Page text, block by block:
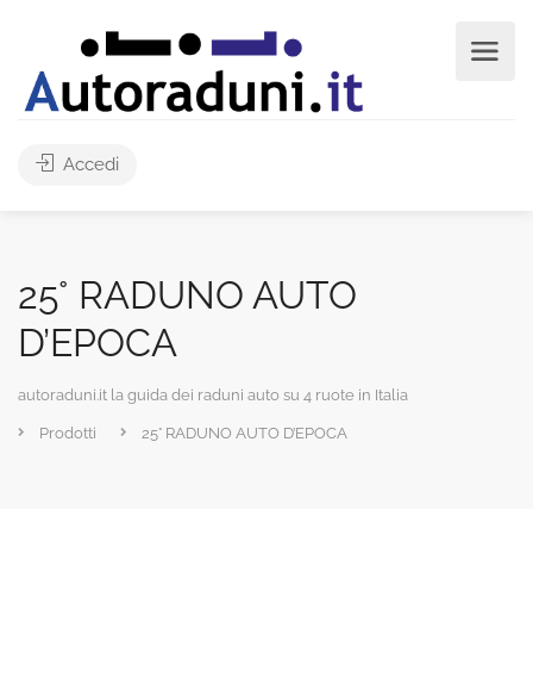
Accedi
25° RADUNO AUTO
D’EPOCA
autoraduni.it la guida dei raduni auto su 4 ruote in Italia
Prodotti 25° RADUNO AUTO D’EPOCA